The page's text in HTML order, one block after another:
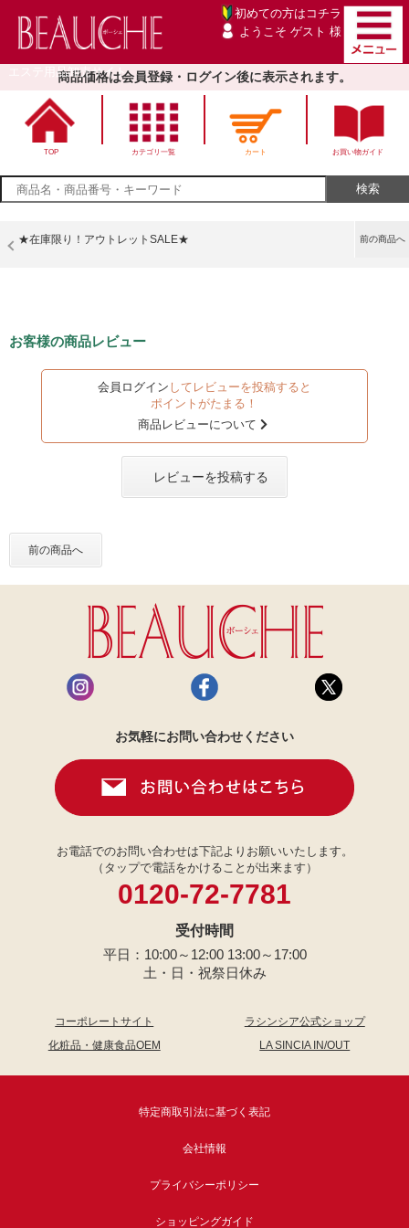
エステ用品卸売サイト
初めての方は コチラ
ようこそ ゲスト 様
商品価格は会員登録・ログイン後に表示されます。
TOP カテゴリ一覧 カート お買い物ガイド
★在庫限り！アウトレットSALE★ 前の商品へ
お客様の商品レビュー
会員ログイン してレビューを投稿すると
ポイントがたまる！
商品レビューについて
レビューを投稿する
前の商品へ
お気軽にお問い合わせください
お電話でのお問い合わせは下記よりお願いいたします。
（タップで電話をかけることが出来ます）
0120-72-7781
受付時間
平日：10:00～12:00 13:00～17:00
土・日・祝祭日休み
コーポレートサイト
ラシンシア公式ショップ
化粧品・健康食品OEM
LA SINCIA IN/OUT
特定商取引法に基づく表記
会社情報
プライバシーポリシー
ショッピングガイド